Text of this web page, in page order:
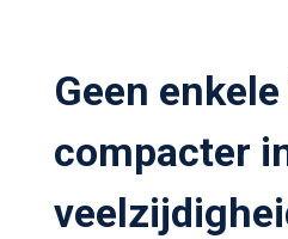
Geen
compacter